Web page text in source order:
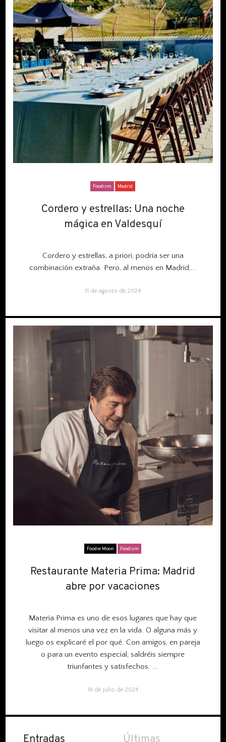
Foodism Madrid
Cordero y estrellas: Una noche
mágica en Valdesquí
Cordero y estrellas: Una noche
mágica en Valdesquí
Cordero y estrellas, a priori, podría ser una
combinación extraña. Pero, al menos en Madrid,...
11 de agosto de 2024
Foodie Moon Foodism
Restaurante Materia Prima: Madrid
abre por vacaciones
Restaurante Materia Prima: Madrid
abre por vacaciones
Materia Prima es uno de esos lugares que hay que
visitar al menos una vez en la vida. O alguna más y
luego os explicaré el por qué. Con amigos, en pareja
o para un evento especial, saldréis siempre
triunfantes y satisfechos. ...
18 de julio de 2024
Entradas
Últimas